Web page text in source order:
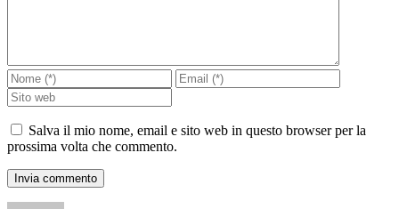
Salva il mio nome, email e sito web in questo browser per la
prossima volta che commento.